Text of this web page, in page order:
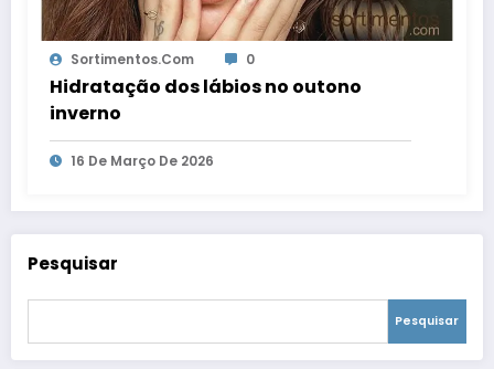
Sortimentos.com 0
Hidratação dos lábios no outono
inverno
16 De Março De 2026
Pesquisar
Pesquisar